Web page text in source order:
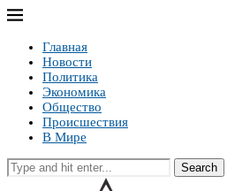
Главная
Новости
Политика
Экономика
Общество
Происшествия
В Мире
Search